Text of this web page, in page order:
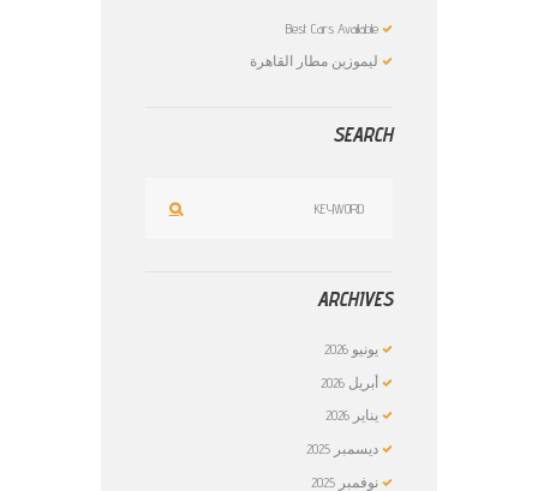
Best Cars Available
ليموزين مطار القاهرة
SEARCH
ARCHIVES
يونيو2026
أبريل2026
يناير2026
ديسمبر2025
نوفمبر2025